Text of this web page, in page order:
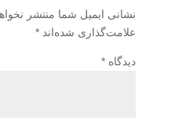
نشانی ایمیل شما منتشر
علامت‌گذاری شده‌اند *
دیدگاه *